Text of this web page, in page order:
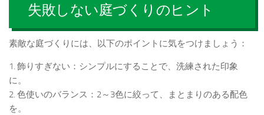
失敗しない庭づくりのヒント
素敵な庭づくりには、以下のポイントに気をつけましょう：
1. 飾りすぎない：シンプルにすることで、洗練された印象
に。
2. 色使いのバランス：2～3色に絞って、まとまりのある配色
を。